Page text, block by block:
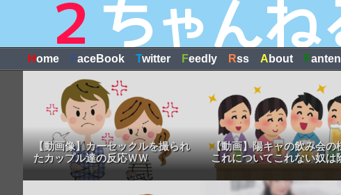
Home FaceBook Twitter Feedly Rss A bout F
【動画像】カーセックルを撮られ
たカップル達の反応ＷＷ
【動画】陽キャの飲み会の
これについてこれない奴は